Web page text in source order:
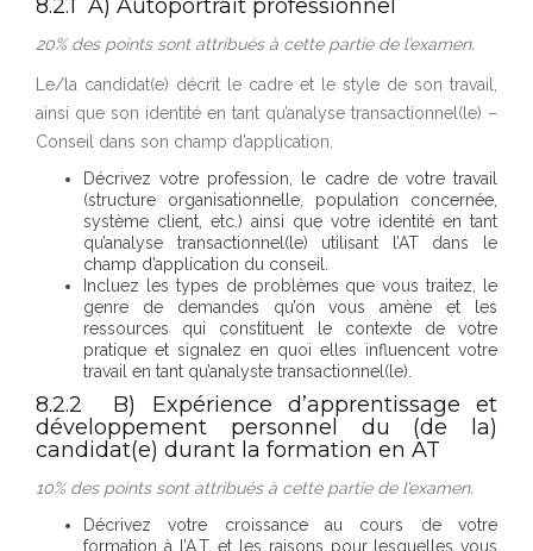
8.2.1 A) Autoportrait professionnel
20% des points sont attribués à cette partie de l’examen.
Le/la candidat(e) décrit le cadre et le style de son travail,
ainsi que son identité en tant qu’analyse transactionnel(le) –
Conseil dans son champ d’application.
Décrivez votre profession, le cadre de votre travail
(structure organisationnelle, population concernée,
système client, etc.) ainsi que votre identité en tant
qu’analyse transactionnel(le) utilisant l’AT dans le
champ d’application du conseil.
Incluez les types de problèmes que vous traitez, le
genre de demandes qu’on vous amène et les
ressources qui constituent le contexte de votre
pratique et signalez en quoi elles influencent votre
travail en tant qu’analyste transactionnel(le).
8.2.2 B) Expérience d’apprentissage et
développement personnel du (de la)
candidat(e) durant la formation en AT
10% des points sont attribués à cette partie de l’examen.
Décrivez votre croissance au cours de votre
formation à l’A.T. et les raisons pour lesquelles vous